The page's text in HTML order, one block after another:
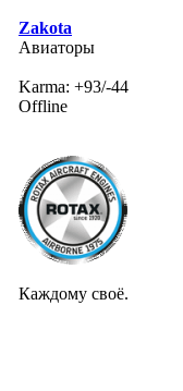
Zakota
Авиаторы
Karma: +93/-44
Offline
Каждому своё.